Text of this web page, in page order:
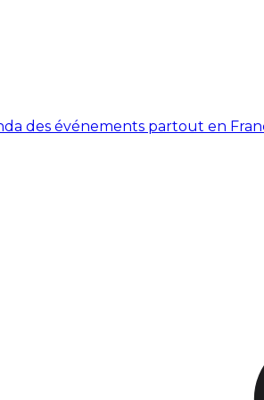
des événements partout en